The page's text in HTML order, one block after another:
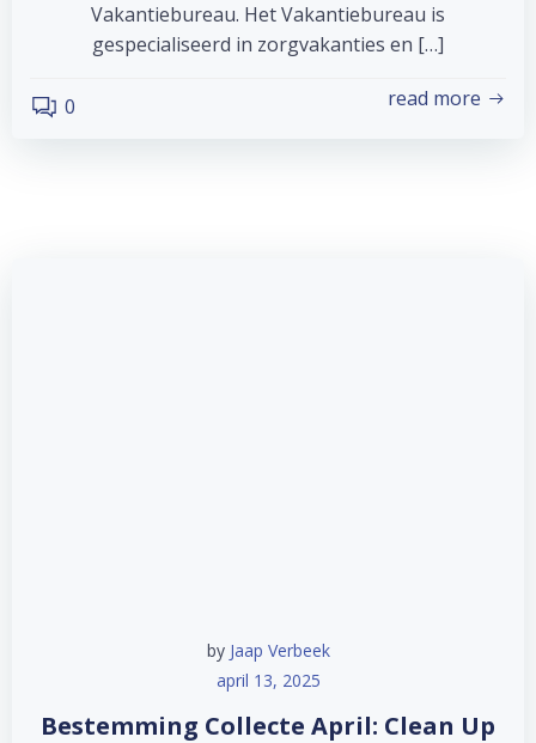
Vakantiebureau. Het Vakantiebureau is
gespecialiseerd in zorgvakanties en […]
0 read more
by Jaap Verbeek
april 13, 2025
Bestemming Collecte April: Clean Up